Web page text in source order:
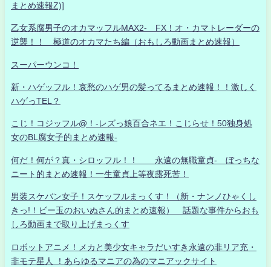
まとめ速報Z)]
乙女系腐男子のオカマッフルMAX2- FX！オ・カマトレーダーの
逆襲！！ 極道のオカマたち編（おもしろ動画まとめ速報）
スーパーウンコ！
新・ハゲッフル！哀愁のハゲ男の髪ってるまとめ速報！！激しく
ハゲっTEL？
こじ！コジッフル@！-レズっ娘百合ネエ！こじらせ！50独身処
女のBL腐女子的まとめ速報-
何だ！何が？真・シロッフル！！ 永遠の無職童貞- ぼっちな
ニート的まとめ速報！一生童貞上等夜露死苦！
男装スケバン女子！スケッフルまっくす！（新・ナンノひゃくし
きっ!！ビー玉のおいぬさん的まとめ速報） 話題な事件からおも
しろ動画まで取り上げまっくす
ロボットアニメ！メカと美少女キャラだいすき永遠の非リア充・
非モテ星人 ！あらゆるマニアの為のマニアックサイト